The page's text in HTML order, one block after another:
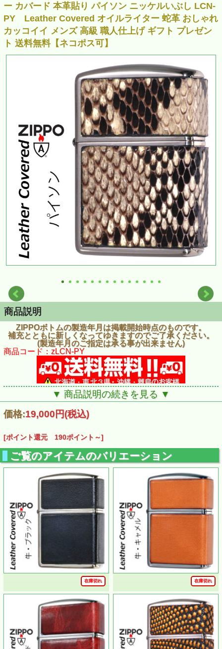
ー カバード 本革貼り パイソン ニッケルいぶし LCN-
PY Leather Covered オイルライター 蛇革 おしゃれ
カッコイイ メンズ 高級 職人仕上げ ギフト プレゼン
ト 送料無料【ネコポス可】
商品説明
ZIPPOボトムの製造年月は掲載開始時点のものです。
補充とともに新しくなってゆきますのでご了承ください。
(製造年月のご指定は承る事が出来ません)
商品コード：zLCN-PY
ZIPPO/armor アーマー レザー カバード 本革貼り パイソン
ニッケルいぶし LCN-PY
▼ 商品説明の続きを見る ▼
価格:19,000円(税込)
[ポイント還元 190ポイント～]
ご覧のアイテムのバリエーション
在庫切れ 在庫切れ